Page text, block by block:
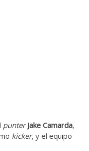
punter Jake Camarda,
kicker, y el equipo